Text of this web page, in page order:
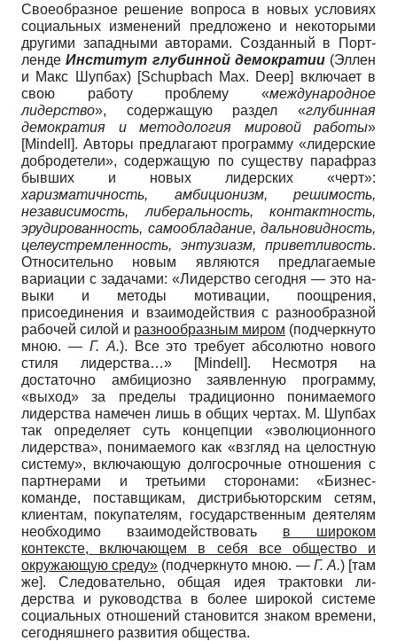
Своеобразное решение вопроса в но­вых условиях
социальных изменений предложено и некоторыми
другими за­падными авторами. Созданный в Порт­
лендеИнститут глубинной демокра­тии(Эллен
и Макс Шупбах) [Schupbach Max. Deep]
включает в
свою работу проблему «международное
лидерство», содержа­щую раздел «глубинная
демократия и методология мировой работы»
[Mindell ]. Ав­торы предлагают программу «лидер­ские
добродетели», содержащую по су­ществу парафраз
бывших и новых ли­дерских «черт»:
харизматичность, ам­биционизм, решимость,
независимость, либеральность, контактность,
эруди­рованность, самообладание, дальновид­ность,
целеустремленность, энтузиазм, приветливость.
Относительно новым являются предлагаемые
вариации с за­дачами: «Лидерство сегодня — это на­
выки и методы мотивации, поощрения,
присоединения и взаимодействия с раз­нообразной
рабочей силой и разнооб­разным миром (подчеркнуто
мною. — Г. А.). Все это требует абсолютно нового
стиля лидерства…»
[Mindell ]. Несмотря на
достаточно амбициозно заявленную программу,
«выход» за пределы тради­ционно понимаемого
лидерства наме­чен лишь в общих чертах. М. Шупбах
так определяет суть концепции «эволю­ционного
лидерства», понимаемого как «взгляд на целостную
систему», вклю­чающую долгосрочные отношения с
партнерами и третьими сторонами: «Бизнес-
команде, поставщикам, дис­трибьюторским сетям,
клиентам, поку­пателям, государственным деятелям
не­обходимо взаимодействовать в широ­ком
контексте, включающем в себя все общество и
окружающую среду» (под­черкнуто мною. — Г. А.) [там
же]. Cле­довательно, общая идея трактовки ли­
дерства и руководства в более широкой системе
социальных отношений стано­вится знаком времени,
сегодняшнего развития общества.